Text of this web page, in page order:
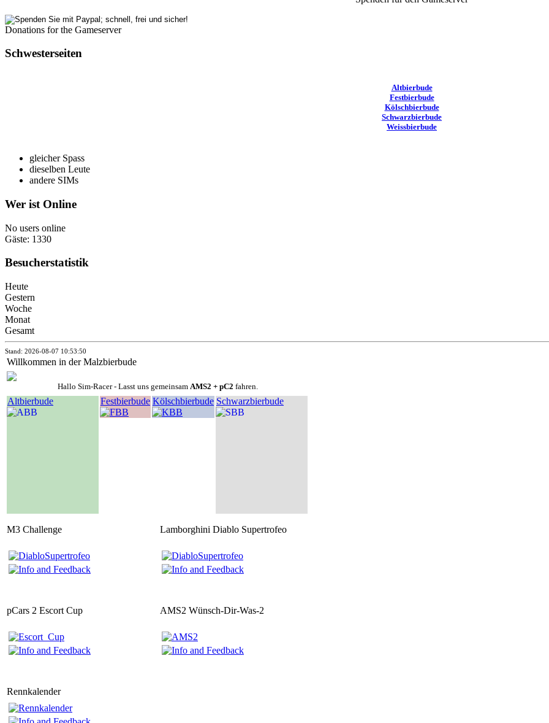
Donations for the Gameserver
Schwesterseiten
Altbierbude
Festbierbude
Kölschbierbude
Schwarzbierbude
Weissbierbude
gleicher Spass
dieselben Leute
andere SIMs
Wer ist Online
No users online
Gäste: 1330
Besucherstatistik
Heute
Gestern
Woche
Monat
Gesamt
Stand: 2026-08-07 10:53:50
Willkommen in der Malzbierbude
Hallo Sim-Racer - Lasst uns gemeinsam AMS2 + pC2 fahren.
Altbierbude Festbierbude Kölschbierbude Schwarzbierbude
M3 Challenge Lamborghini Diablo Supertrofeo
pCars 2 Escort Cup AMS2 Wünsch-Dir-Was-2
Rennkalender